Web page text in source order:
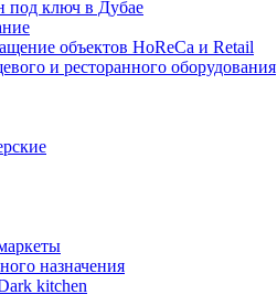
под ключ в Дубае
объектов HoReCa и Retail
и ресторанного оборудования
назначения
kitchen